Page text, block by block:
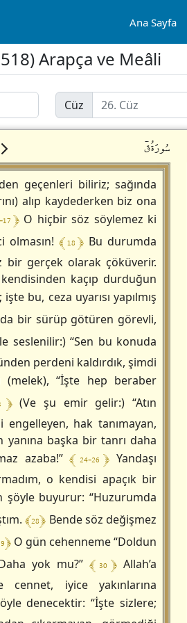
Ana Sayfa
Arapça ve Meâli
Cüz
سُورَةُقۤ
geçenleri biliriz; sağında
alıp kaydederken biz ona
﴾O hiçbir söz söylemez ki
olmasın! ﴾ 18 ﴿ Bu durumda
bir gerçek olarak çöküverir.
kaçıp durduğun
bu, ceza uyarısı yapılmış
bir sürüp götüren görevli,
seslenilir:) “Sen bu konuda
perdeni kaldırdık, şimdi
(melek), “İşte hep beraber
﴾(Ve şu emir gelir:) “Atın
hak tanımayan,
yanına başka bir tanrı daha
azaba!”﴾ 24-26 ﴿ Yandaşı
o kendisi apaçık bir
şöyle buyurur: “Huzurumda
﴾ 28 ﴿ Bende söz değişmez
﴾O gün cehenneme “Doldun
yok mu?” ﴾ 30 ﴿ Allah’a
iyice yakınlarına
denecektir: “İşte sizlere;